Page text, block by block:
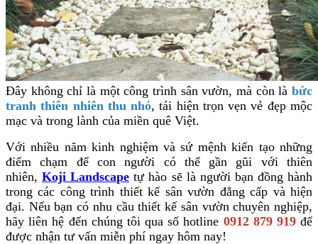
Đây không chỉ là một công trình sân vườn, mà còn là bức
tranh thiên nhiên thu nhỏ, tái hiện trọn vẹn vẻ đẹp mộc
mạc và trong lành của miền quê Việt.
Với nhiều năm kinh nghiệm và sứ mệnh kiến tạo những
điểm chạm để con người có thể gần gũi với thiên
nhiên,Koji Landscape tự hào sẽ là người bạn đồng hành
trong các công trình thiết kế sân vườn đẳng cấp và hiện
đại. Nếu bạn có nhu cầu thiết kế sân vườn chuyên nghiệp,
hãy liên hệ đến chúng tôi qua số hotline 0912 879 919để
được nhận tư vấn miễn phí ngay hôm nay!